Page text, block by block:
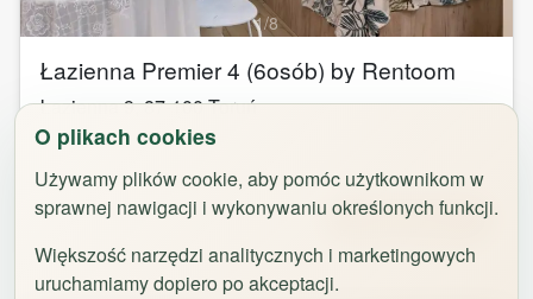
O plikach cookies
Używamy plików cookie, aby pomóc użytkownikom w
sprawnej nawigacji i wykonywaniu określonych funkcji.
Większość narzędzi analitycznych i marketingowych
uruchamiamy dopiero po akceptacji.
1/8
Łazienna Premier 4 (6osób) by Rentoom
Łazienna 9,87-100Toruń
Od323,00zł Zarezerwuj